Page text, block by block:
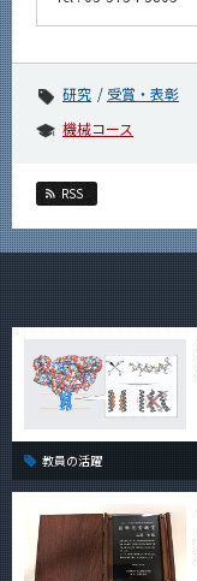
研究
受賞・表彰
機械コース
RSS
教員の活躍